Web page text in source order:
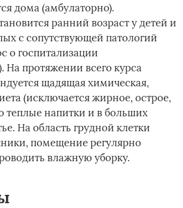
дома (амбулаторно).
ранний возраст у детей и
с сопутствующей патологий
о госпитализации
На протяжении всего курса
щадящая химическая,
(исключается жирное, острое,
теплые напитки и в больших
На область грудной клетки
помещение регулярно
влажную уборку.